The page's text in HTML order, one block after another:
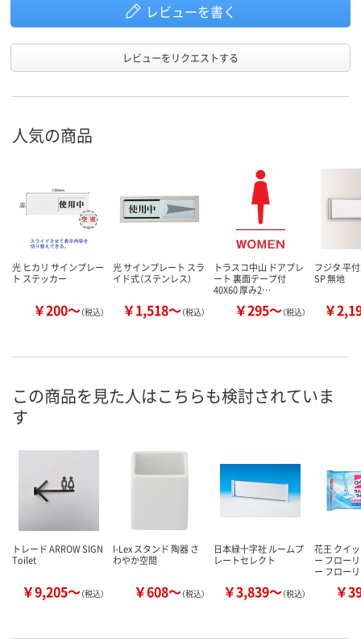
レビューを書く
レビューをリクエストする
人気の商品
光 ヒカリ サインプレー
ト ステッカー
￥200～（税込）
光 サインプレート スラ
イド式（ステンレス）
￥1,518～（税込）
トラスコ中山 ドアプレ
ート 裏面テープ付
40X60 厚み2…
￥295～（税込）
フジタ 平
SP 無地
￥
この商品を見た人はこちらも検討されていま
す
トレード ARROW SIGN
Toilet
￥9,205～（税込）
I-Lex スタンド 陶器 さ
わやか空間
￥608～（税込）
日本緑十字社 ルームプ
レートセレクト
￥3,839～（税込）
花王 クイ
ー フロー
ー フロー
￥